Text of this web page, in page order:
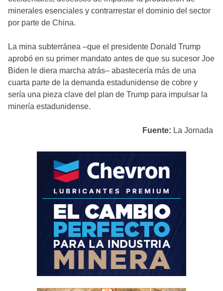
minerales esenciales y contrarrestar el dominio del sector
por parte de China.
La mina subterránea –que el presidente Donald Trump
aprobó en su primer mandato antes de que su sucesor Joe
Biden le diera marcha atrás– abastecería más de una
cuarta parte de la demanda estadunidense de cobre y
sería una pieza clave del plan de Trump para impulsar la
minería estadunidense.
Fuente: La Jornada